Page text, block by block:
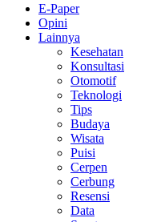
E-Paper
Opini
Lainnya
Kesehatan
Konsultasi
Otomotif
Teknologi
Tips
Budaya
Wisata
Puisi
Cerpen
Cerbung
Resensi
Data